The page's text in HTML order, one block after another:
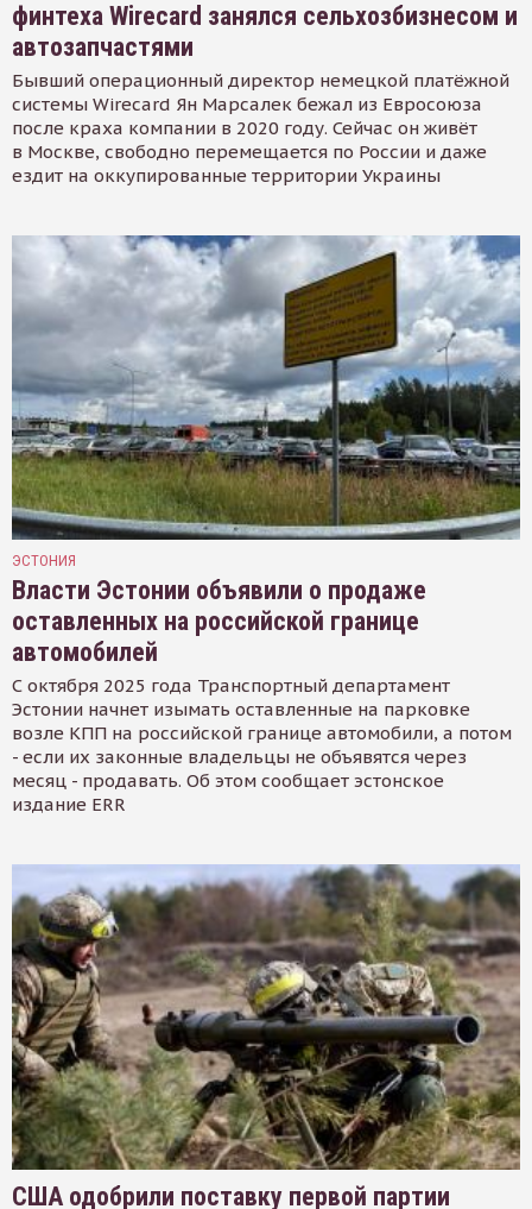
финтеха Wirecard занялся сельхозбизнесом и
автозапчастями
Бывший операционный директор немецкой платёжной
системы Wirecard Ян Марсалек бежал из Евросоюза
после краха компании в 2020 году. Сейчас он живёт
в Москве, свободно перемещается по России и даже
ездит на оккупированные территории Украины
ЭСТОНИЯ
Власти Эстонии объявили о продаже
оставленных на российской границе
автомобилей
С октября 2025 года Транспортный департамент
Эстонии начнет изымать оставленные на парковке
возле КПП на российской границе автомобили, а потом
- если их законные владельцы не объявятся через
месяц - продавать. Об этом сообщает эстонское
издание ERR
США одобрили поставку первой партии